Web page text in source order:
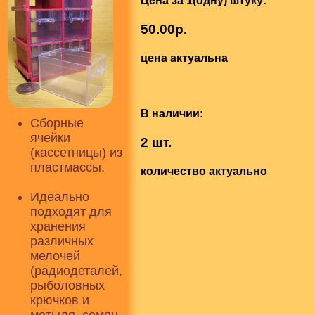
Сборные
ячейки
(кассетницы) из
пластмассы.
Идеально
подходят для
хранения
различных
мелочей
(радиодеталей,
рыболовных
крючков и
50.00р.
цена актуальна
В наличии:
2 шт.
количество актуально